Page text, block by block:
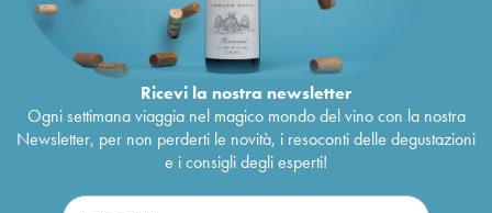
Ricevi la nostra newsletter
Ogni settimana viaggia nel magico mondo del vino con la nostra
Newsletter, per non perderti le novità, i resoconti delle degustazioni
e i consigli degli esperti!